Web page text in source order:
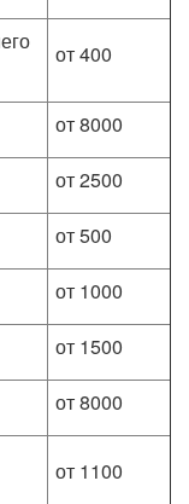
от 400
от 8000
от 2500
от 500
от 1000
от 1500
от 8000
от 1100